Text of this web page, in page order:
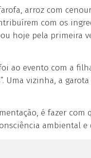
arroz com
com os
hoje pela primeira
ao evento com a
vizinha, a
é fazer com
ambiental e